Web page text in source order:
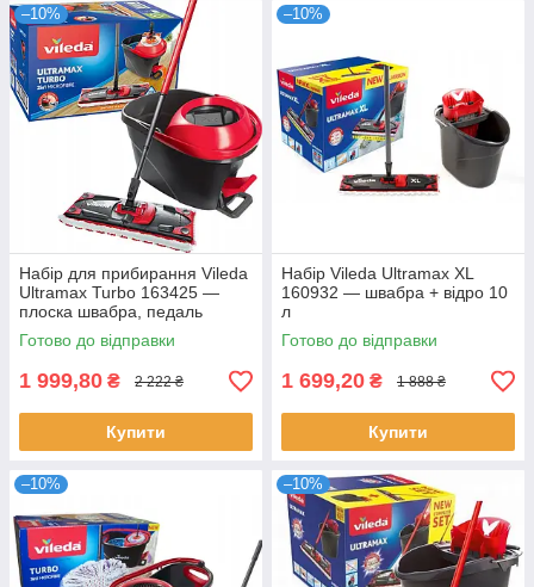
–10%
Набір для прибирання Vileda
Ultramax Turbo 163425 —
плоска швабра, педаль
Готово до відправки
1 999,80 ₴ 2 222 ₴
Купити
–10%
Набір Vileda Ultramax XL
160932 — швабра + відро 10
л
Готово до відправки
1 699,20 ₴ 1 888 ₴
Купити
–10% –10%